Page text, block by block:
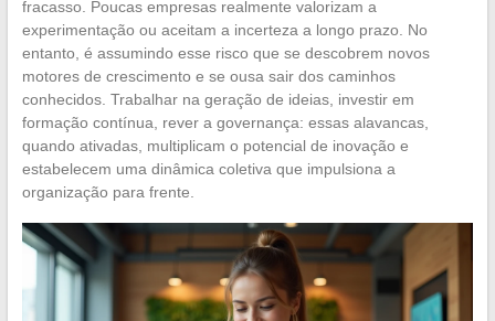
fracasso. Poucas empresas realmente valorizam a
experimentação ou aceitam a incerteza a longo prazo. No
entanto, é assumindo esse risco que se descobrem novos
motores de crescimento e se ousa sair dos caminhos
conhecidos. Trabalhar na geração de ideias, investir em
formação contínua, rever a governança: essas alavancas,
quando ativadas, multiplicam o potencial de inovação e
estabelecem uma dinâmica coletiva que impulsiona a
organização para frente.